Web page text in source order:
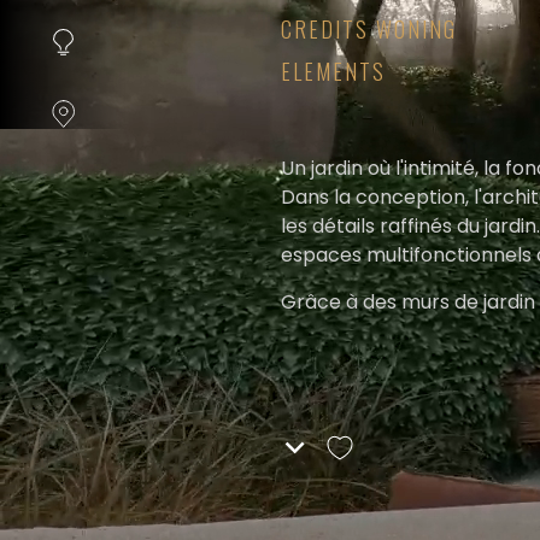
CREDITS WONING
ELEMENTS
Un jardin où l'intimité, la
Dans la conception,
les détails raffinés du
espaces multifonctionnels
Grâce à des murs de
haies persistantes, non
cela crée également un
de l'année. La
robustesse des matériaux
Tout a été pensé, un
peut profiter de l'intimité
couverture attachée à la
INSTELLINGEN
ALLES
AFWIJZEN
ALLE
COOKIES
ACCEPTEREN